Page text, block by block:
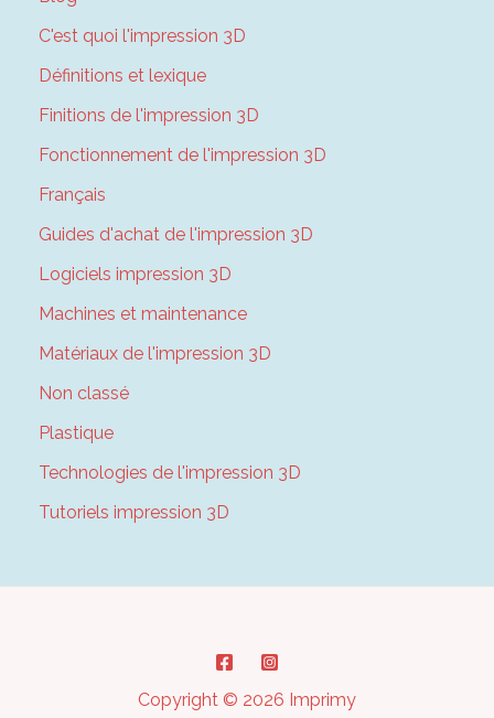
C'est quoi l'impression 3D
Définitions et lexique
Finitions de l'impression 3D
Fonctionnement de l'impression 3D
Français
Guides d'achat de l'impression 3D
Logiciels impression 3D
Machines et maintenance
Matériaux de l'impression 3D
Non classé
Plastique
Technologies de l'impression 3D
Tutoriels impression 3D
Copyright © 2026 Imprimy